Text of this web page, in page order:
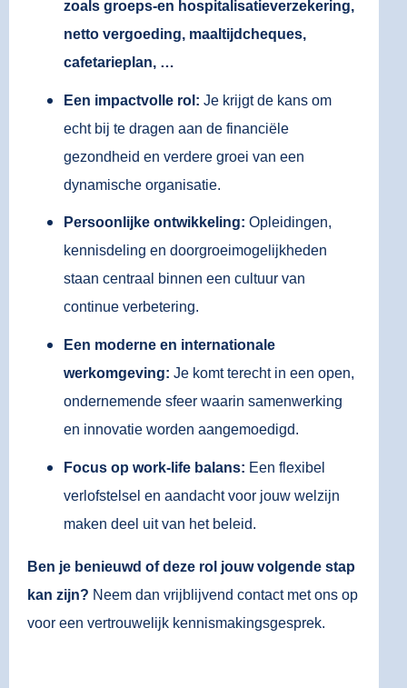
zoals groeps-en hospitalisatieverzekering,
netto vergoeding, maaltijdcheques,
cafetarieplan, …
Een impactvolle rol: Je krijgt de kans om
echt bij te dragen aan de financiële
gezondheid en verdere groei van een
dynamische organisatie.
Persoonlijke ontwikkeling: Opleidingen,
kennisdeling en doorgroeimogelijkheden
staan centraal binnen een cultuur van
continue verbetering.
Een moderne en internationale
werkomgeving: Je komt terecht in een open,
ondernemende sfeer waarin samenwerking
en innovatie worden aangemoedigd.
Focus op work-life balans: Een flexibel
verlofstelsel en aandacht voor jouw welzijn
maken deel uit van het beleid.
Ben je benieuwd of deze rol jouw volgende stap
kan zijn? Neem dan vrijblijvend contact met ons op
voor een vertrouwelijk kennismakingsgesprek.